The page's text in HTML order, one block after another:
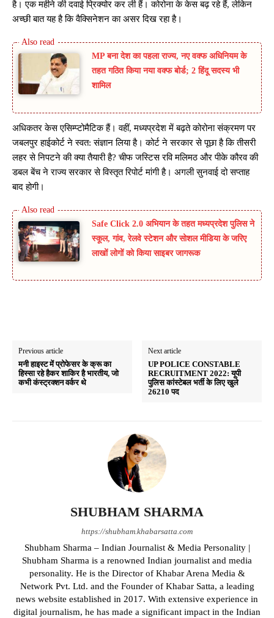
है। एक महीने की दवाई प्रिक्योर कर ली हैं। कोरोना के केस बढ़ रहे हैं, लेकिन
अच्छी बात यह है कि वैक्सिनेशन का असर दिख रहा है।
MP बना देश का पहला राज्य, नए वक्फ अधिनियम के
तहत गठित किया नया वक्फ बोर्ड; 2 हिंदू सदस्य भी
शामिल
अधिकतर केस एसिम्प्टोमैटिक हैं। वहीं, मध्यप्रदेश में बढ़ते कोरोना संक्रमण पर
जबलपुर हाईकोर्ट ने स्वत: संज्ञान लिया है। कोर्ट ने सरकार से पूछा है कि तीसरी
लहर से निपटने की क्या तैयारी है? चीफ जस्टिस रवि मलिमठ और पीके कौरव की
डबल बेंच ने राज्य सरकार से विस्तृत रिपोर्ट मांगी है। अगली सुनवाई दो सप्ताह
बाद होगी।
Safe Click 2.0 अभियान के तहत मध्यप्रदेश पुलिस ने
स्कूल, गांव, रेलवे स्टेशन और सोशल मीडिया के जरिए
लाखों लोगों को किया साइबर जागरूक
Previous article
मनी हाइस्ट में प्रोफेसर के क्रू का
हिस्सा रहे हैकर शाकिर है भारतीय, जो
कभी कंस्ट्रक्शन वर्कर थे
Next article
UP POLICE CONSTABLE
RECRUITMENT 2022: यूपी
पुलिस कांस्टेबल भर्ती के लिए खुले
26210 पद
SHUBHAM SHARMA
https://shubham.khabarsatta.com
Shubham Sharma – Indian Journalist & Media Personality |
Shubham Sharma is a renowned Indian journalist and media
personality. He is the Director of Khabar Arena Media &
Network Pvt. Ltd. and the Founder of Khabar Satta, a leading
news website established in 2017. With extensive experience in
digital journalism, he has made a significant impact in the Indian